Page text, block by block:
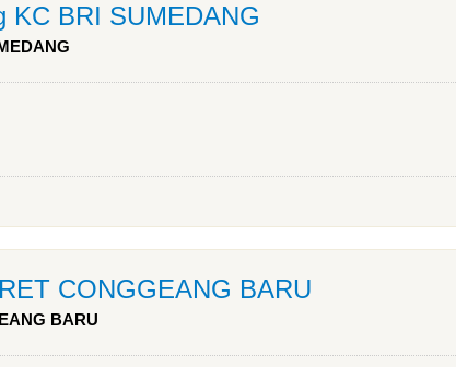
KC BRI SUMEDANG
CONGGEANG BARU
BARU